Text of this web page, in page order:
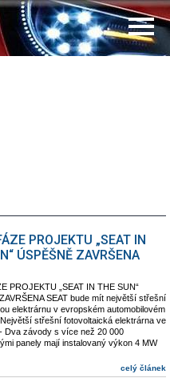
PROJEKTU „SEAT IN
ÚSPĚŠNĚ ZAVRŠENA
PROJEKTU „SEAT IN THE SUN“
SEAT bude mít největší střešní
elektrárnu v evropském automobilovém
střešní fotovoltaická elektrárna ve
Dva závody s více než 20 000
panely mají instalovaný výkon 4 MW
celý článek